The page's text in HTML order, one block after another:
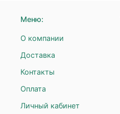
Меню:
О компании
Доставка
Контакты
Оплата
Личный кабинет